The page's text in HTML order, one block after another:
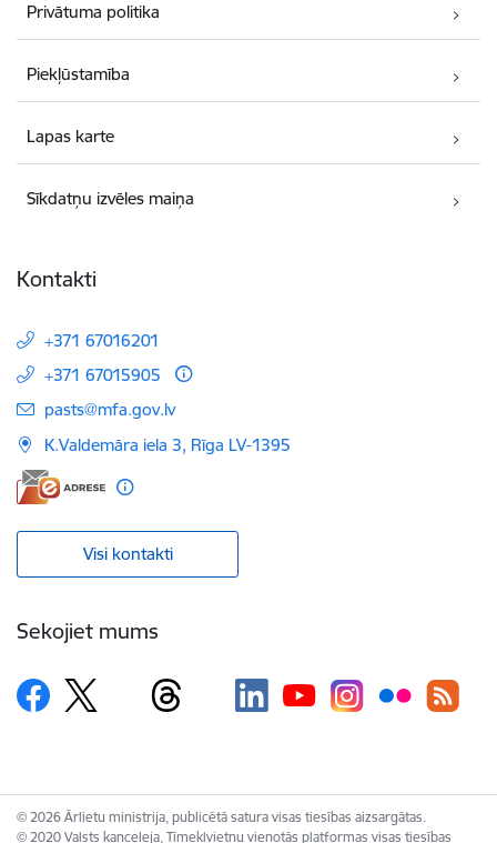
Privātuma politika
Piekļūstamība
Lapas karte
Sīkdatņu izvēles maiņa
Kontakti
+371 67016201
+371 67015905
E-pasts:
pasts@mfa.gov.lv
K.Valdemāra iela 3, Rīga LV-1395
Visi kontakti
Sekojiet mums
© 2026 Ārlietu ministrija, publicētā satura visas tiesības aizsargātas.
© 2020 Valsts kanceleja, Tīmekļvietņu vienotās platformas visas tiesības